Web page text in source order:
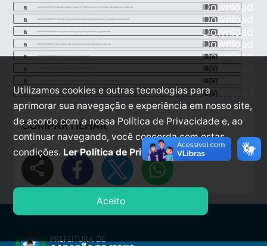
2026-06-22-08-14-00-rua_sao_geraldo_croqui_29-01-2026-asfalto_em_pmf_ruas_sao_gealdo_assinado.pdf Download
2026-06-22-08-13-03-planilha_orcamentaria_emenda_pav_alvacao-ponte-sao_geraldo_assinado.pdf Download
2026-06-22-08-13-09-cronograma_emenda_pav_alvacao-ponte-sao_geraldo.pdf Download
2026-06-22-08-13-15-bdi_emenda_pav_alvacao-ponte-sao_geraldo_assinado.pdf Download
2026-06-22-08-13-28-memorial_descritivo_assinado.pdf Download
Download
Download
2026-06-22-08-13-55-rua_ponte_ciganos_croqui_13-03-2026-asfalto_em_pmf_ponte_dos_ciganos_croqui_assinado.pdf Download
COMPARTILHAR
share
Utilizamos cookies e outras tecnologias para
aprimorar sua navegação e experiência em nosso site,
de acordo com a nossa Política de Privacidade e, ao
continuar navegando, você concorda com estas
condições. Ler Política de Privacidade.
Aceito